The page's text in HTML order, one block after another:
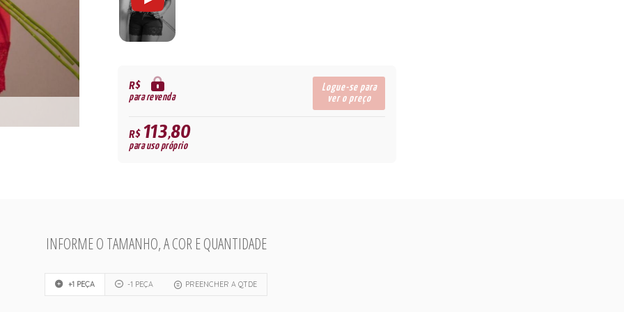
R$
para revenda
Logue-se para
ver o preço
R$113,80
para uso próprio
INFORME O TAMANHO, A COR E QUANTIDADE
+1 PEÇA -1 PEÇA PREENCHER A QTDE